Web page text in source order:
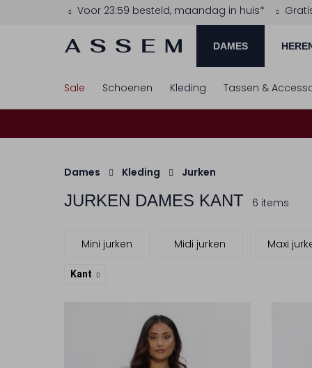
Voor 23:59 besteld, maandag in huis*
DAMES
Sale Schoenen Kleding Tassen &
Dames Kleding Jurken
JURKEN DAMES KANT 6 items
Mini jurken Midi jurken Maxi
Kant